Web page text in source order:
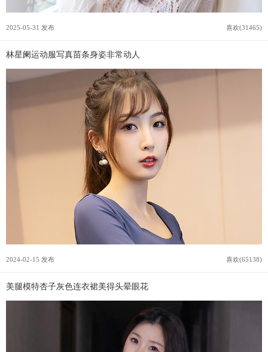
2025-05-31 发布 喜欢(31465)
林星阑运动服写真苗条身姿非常动人
2024-02-15 发布 喜欢(65138)
美腿模特杏子灰色连衣裙美得头晕眼花